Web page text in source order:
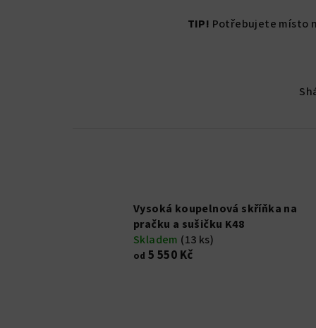
TIP! Potřebujete místo
Vysoká koupelnová skříňka na
pračku a sušičku K48
Skladem (13 ks)
od 5 550 Kč